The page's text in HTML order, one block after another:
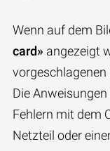
Wenn auf dem
card» angezeigt
vorgeschlagenen
Die
Fehlern mit dem
Netzteil oder